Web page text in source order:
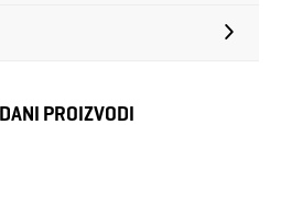
PROIZVODI